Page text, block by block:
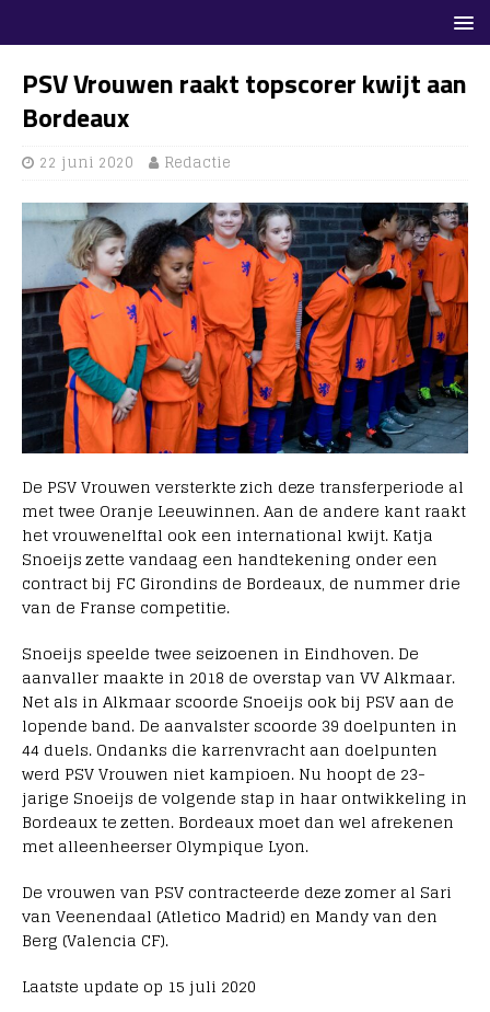
PSV Vrouwen raakt topscorer kwijt aan
Bordeaux
22 juni 2020 Redactie
De PSV Vrouwen versterkte zich deze transferperiode al
met twee Oranje Leeuwinnen. Aan de andere kant raakt
het vrouwenelftal ook een international kwijt. Katja
Snoeijs zette vandaag een handtekening onder een
contract bij FC Girondins de Bordeaux, de nummer drie
van de Franse competitie.
Snoeijs speelde twee seizoenen in Eindhoven. De
aanvaller maakte in 2018 de overstap van VV Alkmaar.
Net als in Alkmaar scoorde Snoeijs ook bij PSV aan de
lopende band. De aanvalster scoorde 39 doelpunten in
44 duels. Ondanks die karrenvracht aan doelpunten
werd PSV Vrouwen niet kampioen. Nu hoopt de 23-
jarige Snoeijs de volgende stap in haar ontwikkeling in
Bordeaux te zetten. Bordeaux moet dan wel afrekenen
met alleenheerser Olympique Lyon.
De vrouwen van PSV contracteerde deze zomer al Sari
van Veenendaal (Atletico Madrid) en Mandy van den
Berg (Valencia CF).
Laatste update op 15 juli 2020